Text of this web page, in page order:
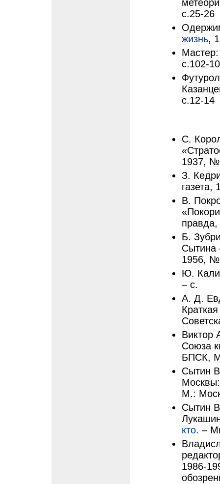
с.25-26
жизнь,
с.102-
с.12-14
С.
1937,
З.
газета,
В.
правда,
Б.
Сытина
1956,
Ю.
– с.
А. Д.
Виктор
Союза
БПСК,
Сытин
М.:
Сытин
кто. –
1986-